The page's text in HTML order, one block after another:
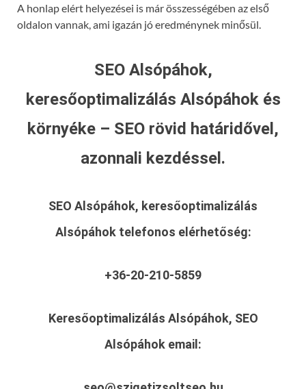
A honlap elért helyezései is már összességében az első
oldalon vannak, ami igazán jó eredménynek minősül.
SEO Alsópáhok,
keresőoptimalizálás Alsópáhok és
környéke – SEO rövid határidővel,
azonnali kezdéssel.
SEO Alsópáhok, keresőoptimalizálás
Alsópáhok telefonos elérhetőség:
+36-20-210-5859
Keresőoptimalizálás Alsópáhok, SEO
Alsópáhok email: